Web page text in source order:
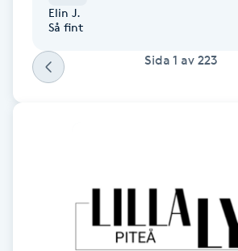
Keratinbehandling
Kinesiologi
Kinesisk medicin
Klangmassage
Elin J.
Så fint
Sida 1 av 223